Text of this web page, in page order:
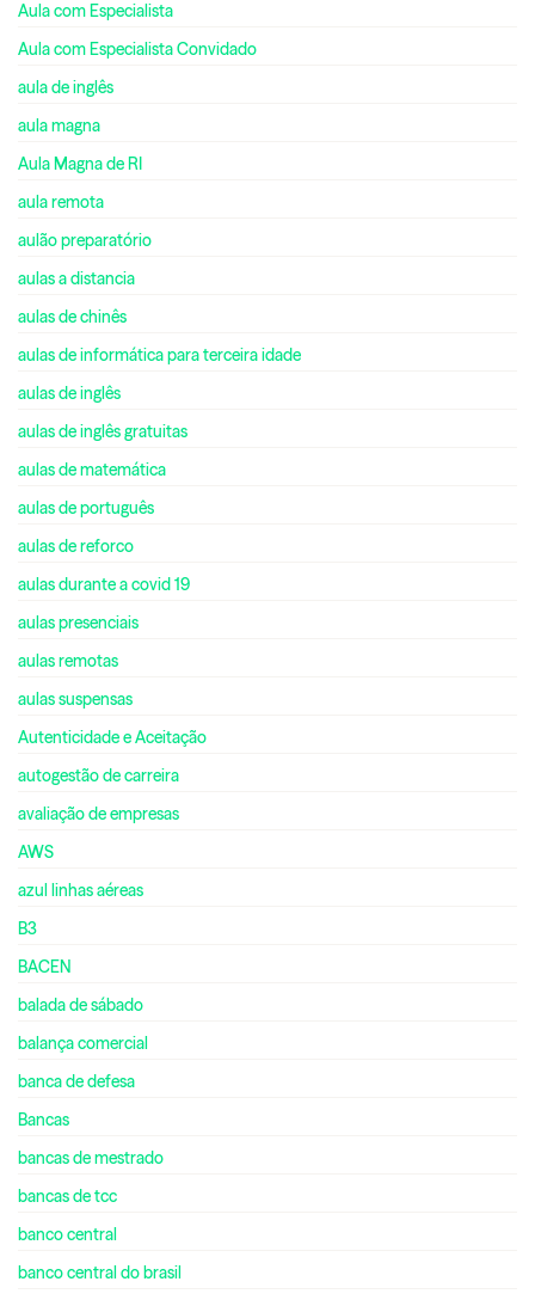
Aula com Especialista
Aula com Especialista Convidado
aula de inglês
aula magna
Aula Magna de RI
aula remota
aulão preparatório
aulas a distancia
aulas de chinês
aulas de informática para terceira idade
aulas de inglês
aulas de inglês gratuitas
aulas de matemática
aulas de português
aulas de reforco
aulas durante a covid 19
aulas presenciais
aulas remotas
aulas suspensas
Autenticidade e Aceitação
autogestão de carreira
avaliação de empresas
AWS
azul linhas aéreas
B3
BACEN
balada de sábado
balança comercial
banca de defesa
Bancas
bancas de mestrado
bancas de tcc
banco central
banco central do brasil